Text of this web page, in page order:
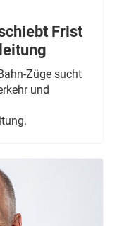
Frist
Züge sucht
und